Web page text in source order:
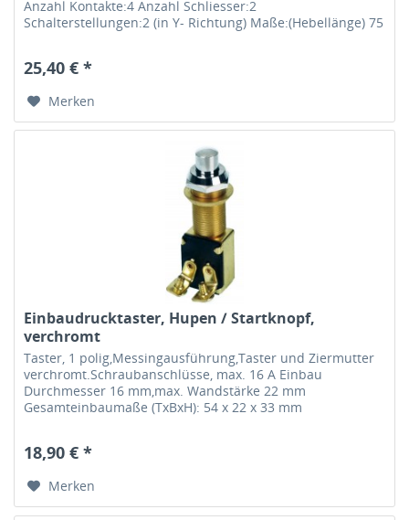
Anzahl Kontakte:4 Anzahl Schliesser:2
Schalterstellungen:2 (in Y- Richtung) Maße:(Hebellänge) 75
25,40 € *
Merken
Einbaudrucktaster, Hupen / Startknopf,
verchromt
Taster, 1 polig,Messingausführung,Taster und Ziermutter
verchromt.Schraubanschlüsse, max. 16 A Einbau
Durchmesser 16 mm,max. Wandstärke 22 mm
Gesamteinbaumaße (TxBxH): 54 x 22 x 33 mm
18,90 € *
Merken